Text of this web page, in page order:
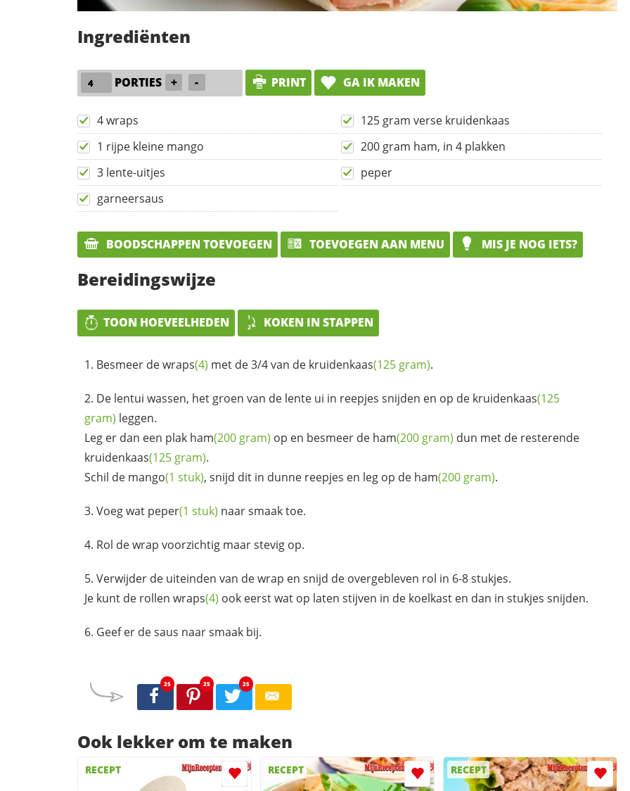
Ingrediënten
PORTIES + - PRINT GA IK MAKEN
4 wraps
125 gram verse kruidenkaas
1 rijpe kleine mango
200 gram ham, in 4 plakken
3 lente-uitjes
peper
garneersaus
BOODSCHAPPEN TOEVOEGEN TOEVOEGEN AAN MENU MIS JE NOG IETS?
Bereidingswijze
TOON HOEVEELHEDEN KOKEN IN STAPPEN
Besmeer dewraps(4) met de 3/4 van de kruidenkaas(125 gram).
De lentui wassen, het groen van de lente ui in reepjes snijden en op de kruidenkaas(125
gram) leggen.
Leg er dan een plak ham(200 gram) op en besmeer de ham(200 gram) dun met de resterende
kruidenkaas(125 gram).
Schil de mango(1 stuk), snijd dit in dunne reepjes en leg op de ham(200 gram).
Voeg wat peper(1 stuk) naar smaak toe.
Rol de wrap voorzichtig maar stevig op.
Verwijder de uiteinden van de wrap en snijd de overgebleven rol in 6-8 stukjes.
Je kunt de rollen wraps(4) ook eerst wat op laten stijven in de koelkast en dan in stukjes snijden.
Geef er de saus naar smaak bij.
25 25 25
Ook lekker om te maken
RECEPT RECEPT RECEPT